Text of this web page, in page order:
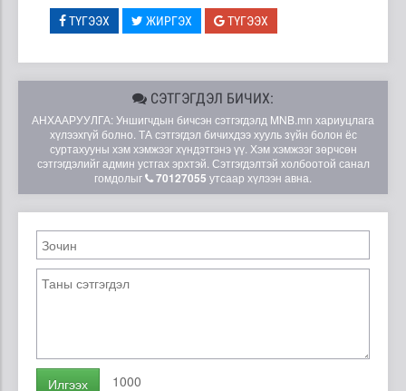
ТҮГЭЭХ ЖИРГЭХ ТҮГЭЭХ
СЭТГЭГДЭЛ БИЧИХ:
АНХААРУУЛГА: Уншигчдын бичсэн сэтгэгдэлд MNB.mn хариуцлага
хүлээхгүй болно. ТА сэтгэгдэл бичихдээ хууль зүйн болон ёс
суртахууны хэм хэмжээг хүндэтгэнэ үү. Хэм хэмжээг зөрчсөн
сэтгэгдэлийг админ устгах эрхтэй. Сэтгэгдэлтэй холбоотой санал
гомдолыг
70127055 утсаар хүлээн авна.
Илгээх 1000